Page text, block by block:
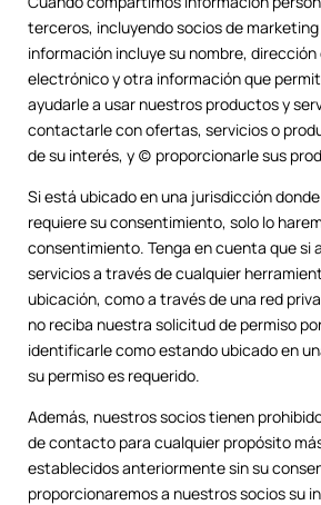
terceros, incluyendo socios de
información incluye su nombre,
electrónico y otra información que
ayudarle a usar nuestros productos y
contactarle con ofertas, servicios o
de su interés, y (c) proporcionarle sus
Si está ubicado en una jurisdicción
requiere su consentimiento, solo lo
consentimiento. Tenga en cuenta que si
servicios a través de cualquier
ubicación, como a través de una red
no reciba nuestra solicitud de permiso
identificarle como estando ubicado en
su permiso es requerido.
Además, nuestros socios tienen
de contacto para cualquier propósito
establecidos anteriormente sin su
proporcionaremos a nuestros socios su